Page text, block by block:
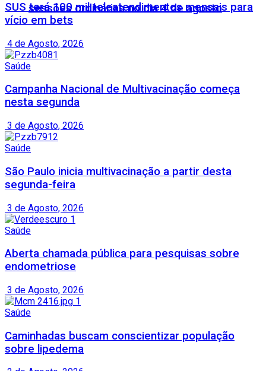
sessões ordinárias no dia 4 de agosto
SUS terá 100 mil teleatendimentos mensais para
vício em bets
4 de Agosto, 2026
Saúde
Campanha Nacional de Multivacinação começa
nesta segunda
3 de Agosto, 2026
Saúde
São Paulo inicia multivacinação a partir desta
segunda-feira
3 de Agosto, 2026
Saúde
Aberta chamada pública para pesquisas sobre
endometriose
3 de Agosto, 2026
Saúde
Caminhadas buscam conscientizar população
sobre lipedema